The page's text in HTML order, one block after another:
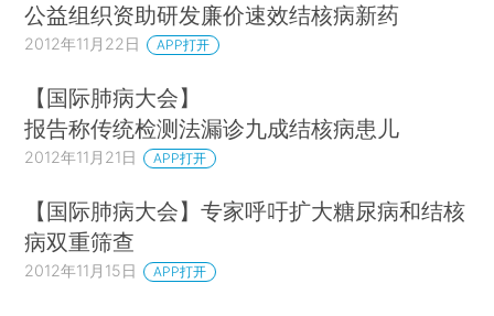
公益组织资助研发廉价速效结核病新药
2012年11月22日 APP打开
【国际肺病大会】
报告称传统检测法漏诊九成结核病患儿
2012年11月21日 APP打开
【国际肺病大会】专家呼吁扩大糖尿病和结核
病双重筛查
2012年11月15日 APP打开